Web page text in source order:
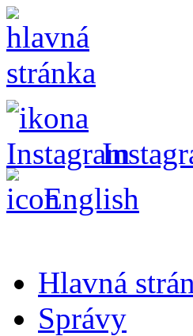
English
Hlavná
Správy